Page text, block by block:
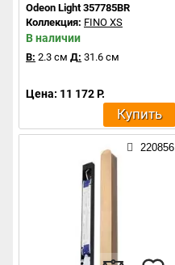
Odeon Light 357785BR
Коллекция: FINO XS
В наличии
В: 2.3 см Д: 31.6 см
Цена: 11 172 Р.
Купить
220856